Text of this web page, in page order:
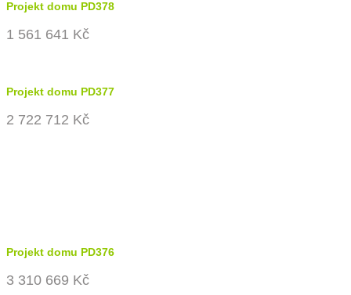
Projekt domu PD378
1 561 641 Kč
Projekt domu PD377
2 722 712 Kč
Projekt domu PD376
3 310 669 Kč